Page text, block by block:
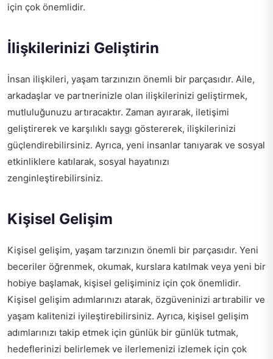
için çok önemlidir.
İlişkilerinizi Geliştirin
İnsan ilişkileri, yaşam tarzınızın önemli bir parçasıdır. Aile,
arkadaşlar ve partnerinizle olan ilişkilerinizi geliştirmek,
mutluluğunuzu artıracaktır. Zaman ayırarak, iletişimi
geliştirerek ve karşılıklı saygı göstererek, ilişkilerinizi
güçlendirebilirsiniz. Ayrıca, yeni insanlar tanıyarak ve sosyal
etkinliklere katılarak, sosyal hayatınızı
zenginleştirebilirsiniz.
Kişisel Gelişim
Kişisel gelişim, yaşam tarzınızın önemli bir parçasıdır. Yeni
beceriler öğrenmek, okumak, kurslara katılmak veya yeni bir
hobiye başlamak, kişisel gelişiminiz için çok önemlidir.
Kişisel gelişim adımlarınızı atarak, özgüveninizi artırabilir ve
yaşam kalitenizi iyileştirebilirsiniz. Ayrıca, kişisel gelişim
adımlarınızı takip etmek için günlük bir günlük tutmak,
hedeflerinizi belirlemek ve ilerlemenizi izlemek için çok